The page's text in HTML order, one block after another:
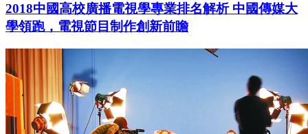
2018中國高校廣播電視學專業排名解析 中國傳媒大
學領跑，電視節目制作創新前瞻